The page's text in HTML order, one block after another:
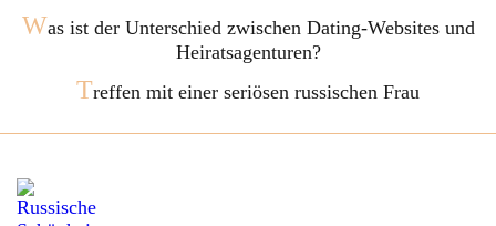
Was ist der Unterschied zwischen Dating-Websites und
Heiratsagenturen?
Treffen mit einer seriösen russischen Frau